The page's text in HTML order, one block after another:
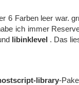
6 Farben leer war.
ich immer
libinklevel . Das
library-